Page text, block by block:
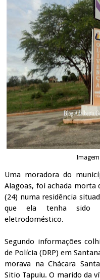
Uma moradora do
Alagoas, foi achada
(24) numa residência
que ela tenha sido
eletrodoméstico.
Segundo informações
de Polícia (DRP) em
morava na Chácara
Sitio Tapuiu. O marido da